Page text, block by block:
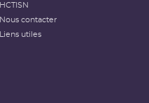
HCTISN
Nous contacter
Liens utiles